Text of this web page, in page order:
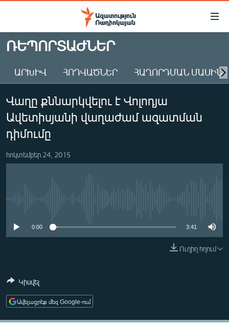
Մատչելիության
Անցնել
հիմնական
Անցնել
հիմնական
մենյուին
Որոնում
ԱԶԱՏՈՒԹՅՈՒՆ TV
ՀԱՅԱՍՏԱՆ
ԸՆՏՐՈՒԹՅՈՒՆՆԵՐ 2026
ԻՐԱՎՈՒՆՔ
ՏՆՏԵՍՈՒԹՅՈՒՆ
ՄԻՋԱԶԳԱՅԻՆ
ՄԵԿՆԱԲԱՆՈՒԹՅՈՒՆ
ՏՏ ԵՒ ԻՆՏԵՐՆԵՏ
ՌԵՊՈՐՏԱԺՆԵՐ
ԱՐԽԻՎ ՀՈԴՎԱԾՆԵՐ ՀԱՂՈՐԴՄԱՆ ՄԱՍԻՆ
Վաղը քննարկվելու է Վոլոդյա
Ավետիսյանի վաղաժամ ազատման
դիմումը
հոկտեմբեր 24, 2015
0:00 3:41
Ուղիղ հղում
Կիսվել
Ավելացրեք մեզ Google-ում